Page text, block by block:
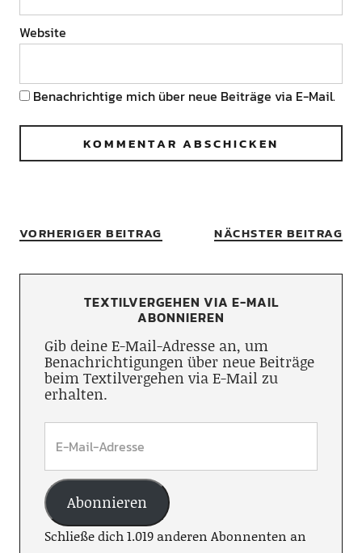
Website
Benachrichtige mich über neue Beiträge via E-Mail.
VORHERIGER BEITRAG NÄCHSTER BEITRAG
TEXTILVERGEHEN VIA E-MAIL
ABONNIEREN
Gib deine E-Mail-Adresse an, um
Benachrichtigungen über neue Beiträge
beim Textilvergehen via E-Mail zu
erhalten.
Abonnieren
Schließe dich 1.019 anderen Abonnenten an